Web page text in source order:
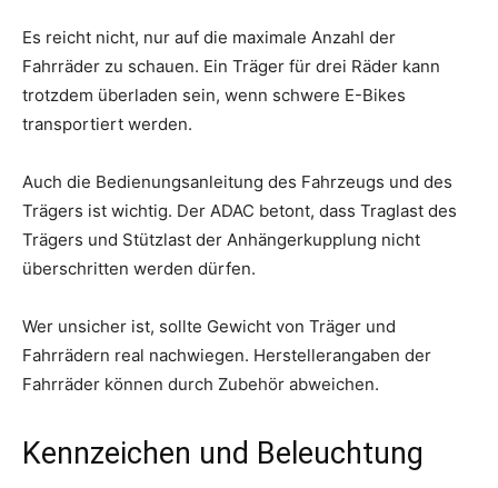
Es reicht nicht, nur auf die maximale Anzahl der
Fahrräder zu schauen. Ein Träger für drei Räder kann
trotzdem überladen sein, wenn schwere E-Bikes
transportiert werden.
Auch die Bedienungsanleitung des Fahrzeugs und des
Trägers ist wichtig. Der ADAC betont, dass Traglast des
Trägers und Stützlast der Anhängerkupplung nicht
überschritten werden dürfen.
Wer unsicher ist, sollte Gewicht von Träger und
Fahrrädern real nachwiegen. Herstellerangaben der
Fahrräder können durch Zubehör abweichen.
Kennzeichen und Beleuchtung